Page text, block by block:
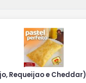
Requeijao e Cheddar)